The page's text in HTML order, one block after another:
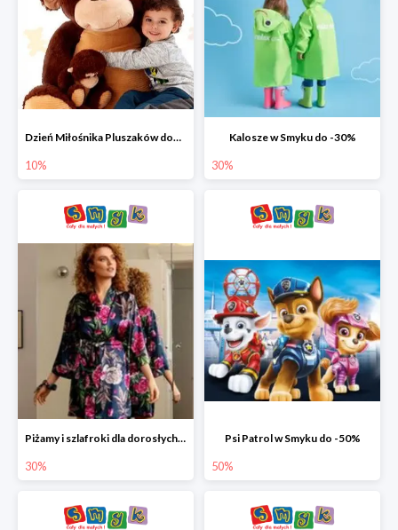
Dzień Miłośnika Pluszaków dodatkowy rabat -10%
10%
Kalosze w Smyku do -30%
30%
Piżamy i szlafroki dla dorosłych w Smyku do -30%
30%
Psi Patrol w Smyku do -50%
50%